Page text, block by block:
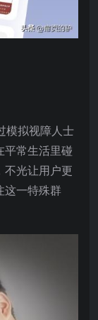
模拟视障人士
平常生活里碰
不光让用户更
这一特殊群